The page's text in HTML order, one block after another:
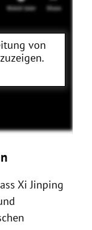
von
Xi Jinping